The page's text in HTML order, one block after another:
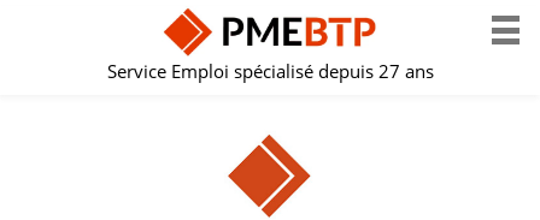
Service Emploi spécialisé depuis 27 ans